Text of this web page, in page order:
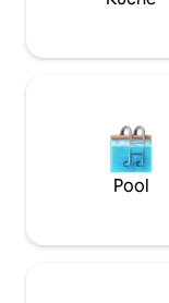
benötigst. Wir
der Buchung
gesamten
für das
Swimmingpool
Pool